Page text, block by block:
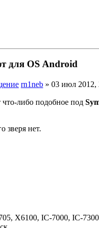
для OS Android
rn1neb » 03 июл 2012,
что-либо подобное под
зверя нет.
X6100, IC-7000, IC-7300